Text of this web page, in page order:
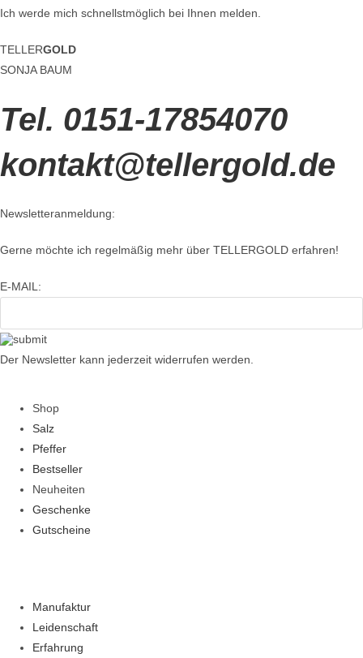
Ich werde mich schnellstmöglich bei Ihnen melden.
TELLERGOLD
SONJA BAUM
Tel. 0151-17854070
kontakt@tellergold.de
Newsletteranmeldung:
Gerne möchte ich regelmäßig mehr über TELLERGOLD erfahren!
E-MAIL:
Der Newsletter kann jederzeit widerrufen werden.
Shop
Salz
Pfeffer
Bestseller
Neuheiten
Geschenke
Gutscheine
Manufaktur
Leidenschaft
Erfahrung